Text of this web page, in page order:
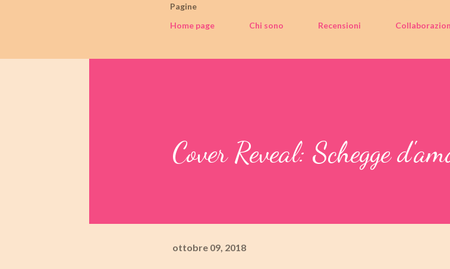
Pagine
Home page
Chi sono Recensioni
Cover Reveal: Schegge
ottobre 09, 2018